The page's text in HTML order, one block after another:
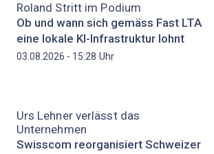
Roland Stritt im Podium
Ob und wann sich gemäss Fast LTA
eine lokale KI-Infrastruktur lohnt
03.08.2026 - 15:28 Uhr
Urs Lehner verlässt das
Unternehmen
Swisscom reorganisiert Schweizer